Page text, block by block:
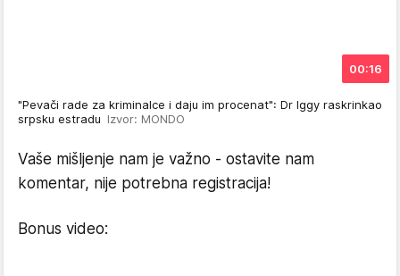
00:16
"Pevači rade za kriminalce i daju im procenat": Dr Iggy raskrinkao
srpsku estradu Izvor: MONDO
Vaše mišljenje nam je važno - ostavite nam
komentar, nije potrebna registracija!
Bonus video: